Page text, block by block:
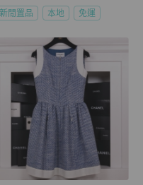
閒置品 本地 免運